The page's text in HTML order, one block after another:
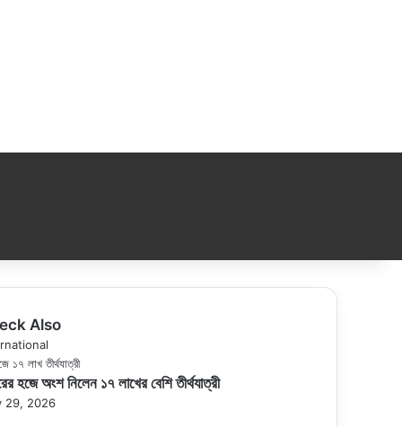
Also
হজে অংশ নিলেন ১৭ লাখের বেশি তীর্থযাত্রী
29, 2026